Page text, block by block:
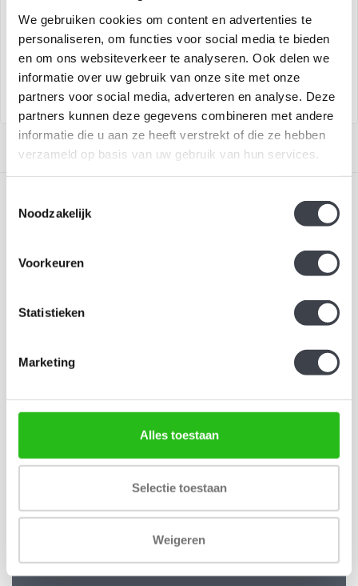
We gebruiken cookies om content en advertenties te
personaliseren, om functies voor social media te bieden
en om ons websiteverkeer te analyseren. Ook delen we
informatie over uw gebruik van onze site met onze
partners voor social media, adverteren en analyse. Deze
partners kunnen deze gegevens combineren met andere
informatie die u aan ze heeft verstrekt of die ze hebben
verzameld op basis van uw gebruik van hun services.
Noodzakelijk
Voorkeuren
Statistieken
Marketing
Alles toestaan
Selectie toestaan
Weigeren
Kristallen mussen naar
ontwerp van Mats Jonasson
€295,00
Kristallen roodborstje naar
ontwerp van Mats Jonasson
€109,00
Kristal-Glas is de online Glas & Kristalwinkel voor al uw
bezoeken in onze galerie te Leerdam. U bent van harte
welkom! Geopend: Wo t/m Vrijdag 13-17 uur Zaterdag 10-17
uur.